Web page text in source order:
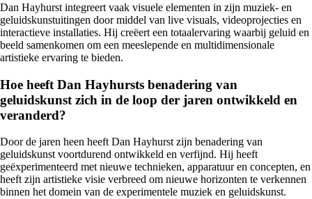
Dan Hayhurst integreert vaak visuele elementen in zijn muziek- en
geluidskunstuitingen door middel van live visuals, videoprojecties en
interactieve installaties. Hij creëert een totaalervaring waarbij geluid en
beeld samenkomen om een meeslepende en multidimensionale
artistieke ervaring te bieden.
Hoe heeft Dan Hayhursts benadering van
geluidskunst zich in de loop der jaren ontwikkeld en
veranderd?
Door de jaren heen heeft Dan Hayhurst zijn benadering van
geluidskunst voortdurend ontwikkeld en verfijnd. Hij heeft
geëxperimenteerd met nieuwe technieken, apparatuur en concepten, en
heeft zijn artistieke visie verbreed om nieuwe horizonten te verkennen
binnen het domein van de experimentele muziek en geluidskunst.